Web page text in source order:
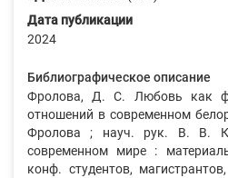
Дата публикации
2024
Библиографическое описание
Фролова, Д. С. Любовь как
отношений в современном
Фролова ; науч. рук. В. В.
современном мире :
конф. студентов,